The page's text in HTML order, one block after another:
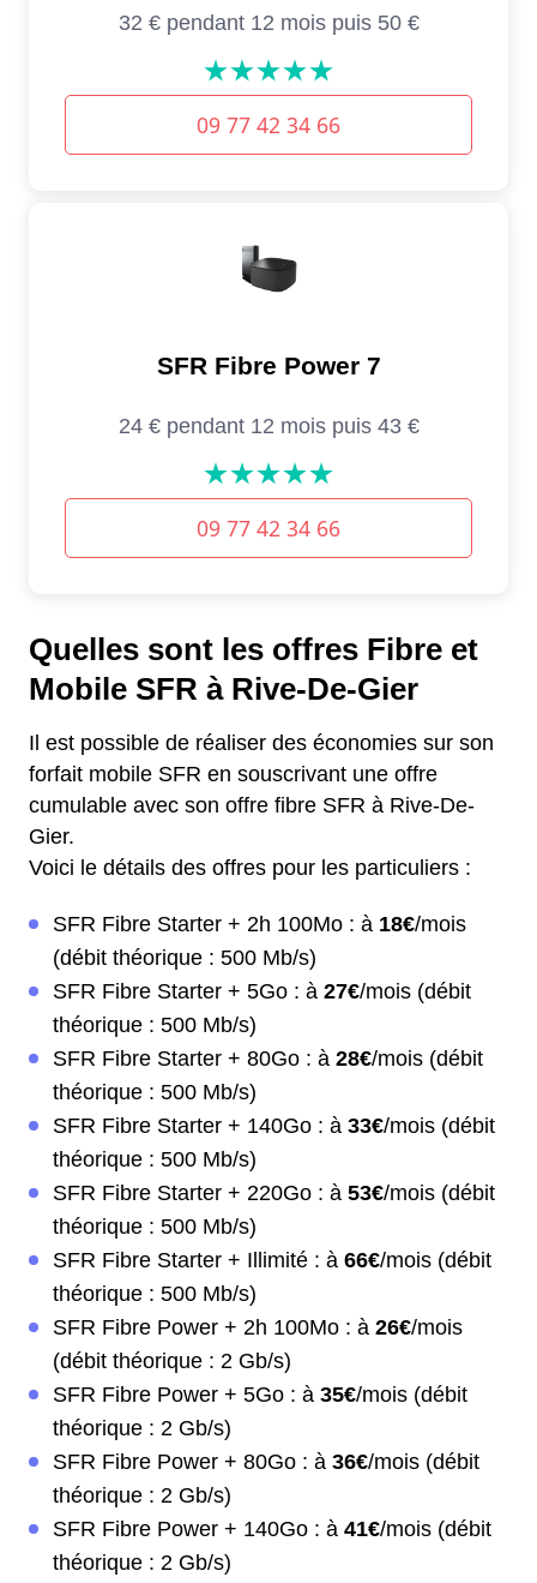
Quelles sont les offres Fibre et
Mobile SFR à Rive-De-Gier
Il est possible de réaliser des économies sur son
forfait mobile SFR en souscrivant une offre
cumulable avec son offre fibre SFR à Rive-De-
Gier.
Voici le détails des offres pour les particuliers :
SFR Fibre Starter + 2h 100Mo : à 18€/mois
(débit théorique : 500 Mb/s)
SFR Fibre Starter + 5Go : à 27€/mois (débit
théorique : 500 Mb/s)
SFR Fibre Starter + 80Go : à 28€/mois (débit
théorique : 500 Mb/s)
SFR Fibre Starter + 140Go : à 33€/mois (débit
théorique : 500 Mb/s)
SFR Fibre Starter + 220Go : à 53€/mois (débit
théorique : 500 Mb/s)
SFR Fibre Starter + Illimité : à 66€/mois (débit
théorique : 500 Mb/s)
SFR Fibre Power + 2h 100Mo : à 26€/mois
(débit théorique : 2 Gb/s)
SFR Fibre Power + 5Go : à 35€/mois (débit
théorique : 2 Gb/s)
SFR Fibre Power + 80Go : à 36€/mois (débit
théorique : 2 Gb/s)
SFR Fibre Power + 140Go : à 41€/mois (débit
théorique : 2 Gb/s)